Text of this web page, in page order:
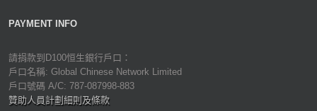
PAYMENT INFO
請捐款到D100恒生銀行戶口：
戶口名稱: Global Chinese Network Limited
戶口號碼 A/C: 787-087998-883
贊助人員計劃細則及條款